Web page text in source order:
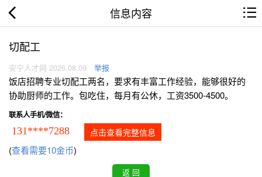
信息内容
切配工
安宁人才网 2026.08.09 举报
饭店招聘专业切配工两名，要求有丰富工作经验，能够很好的
协助厨师的工作。包吃住，每月有公休，工资3500-4500。
联系人手机/微信：
131****7288 点击查看完整信息
(查看需要10金币)